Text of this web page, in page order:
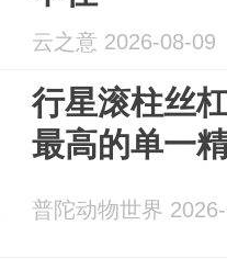
云之意 2026-08-09
行星滚柱丝
最高的单一
普陀动物世界